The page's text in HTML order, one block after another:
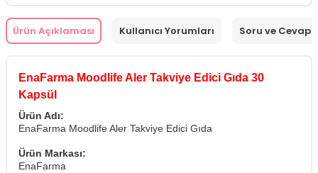
Ürün Açıklaması Kullanıcı Yorumları Soru ve Cevap
EnaFarma Moodlife Aler Takviye Edici Gıda 30
Kapsül
Ürün Adı:
EnaFarma Moodlife Aler Takviye Edici Gıda
Ürün Markası:
EnaFarma